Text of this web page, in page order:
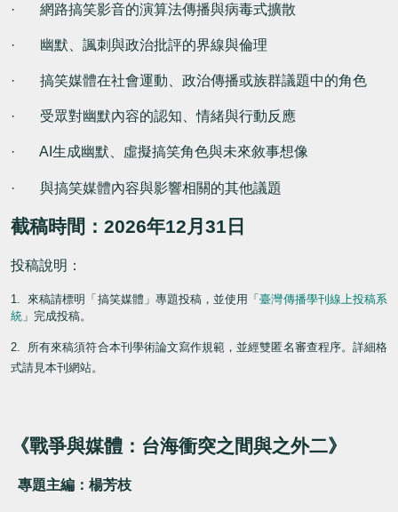
· 網路搞笑影音的演算法傳播與病毒式擴散
· 幽默、諷刺與政治批評的界線與倫理
· 搞笑媒體在社會運動、政治傳播或族群議題中的角色
· 受眾對幽默內容的認知、情緒與行動反應
· AI 生成幽默、虛擬搞笑角色與未來敘事想像
· 與搞笑媒體內容與影響相關的其他議題
截稿時間： 2026年12 月 31 日
投稿說明：
1. 來稿請標明「搞笑媒體」專題投稿，並使用「臺灣傳播學刊線上投稿系
統 」完成投稿。
2. 所有來稿須符合本刊學術論文寫作規範，並經雙匿名審查程序。詳細格
式請見本刊網站。
《戰爭與媒體：台海衝突之間與之外二》
專題主編：楊芳枝